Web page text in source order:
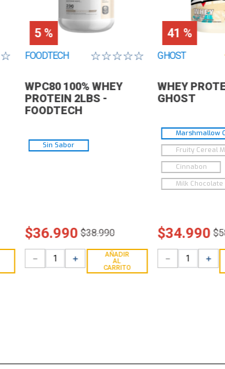
☆
5 %
FOODTECH ☆☆☆☆☆
WPC80 100% WHEY
PROTEIN 2LBS -
FOODTECH
Sin Sabor
$36.990 $38.990
＋
－
AÑADIR
AL
CARRITO
41 %
GHOST
WHEY
GHOST
Marshmallow
Fruity Cereal
Cinnabon
Milk Chocolate
$34.990 $
＋
－